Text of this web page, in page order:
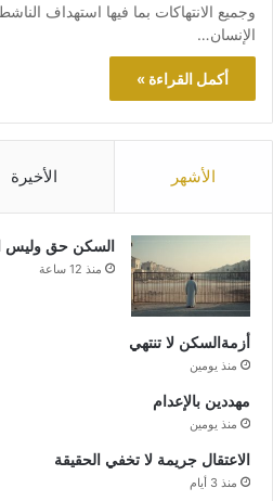
وجميع الانتهاكات بما فيها استهداف
الإنسان…
أكمل القراءة »
الأشهر الأخيرة
السكن حق وليس
منذ 12 ساعة
أزمةالسكن لا تنتهي
منذ يومين
مهددين بالإعدام
منذ يومين
الاعتقال جريمة لا تخفي الحقيقة
منذ 3 أيام